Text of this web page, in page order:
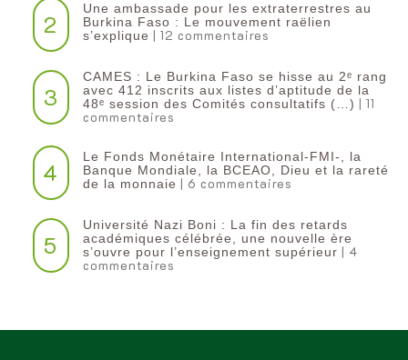
2
Une ambassade pour les extraterrestres au
Burkina Faso : Le mouvement raëlien
s’explique | 12 commentaires
3
CAMES : Le Burkina Faso se hisse au 2ᵉ rang
avec 412 inscrits aux listes d’aptitude de la
48ᵉ session des Comités consultatifs (…) | 11
commentaires
4
Le Fonds Monétaire International-FMI-, la
Banque Mondiale, la BCEAO, Dieu et la rareté
de la monnaie | 6 commentaires
5
Université Nazi Boni : La fin des retards
académiques célébrée, une nouvelle ère
s’ouvre pour l’enseignement supérieur | 4
commentaires